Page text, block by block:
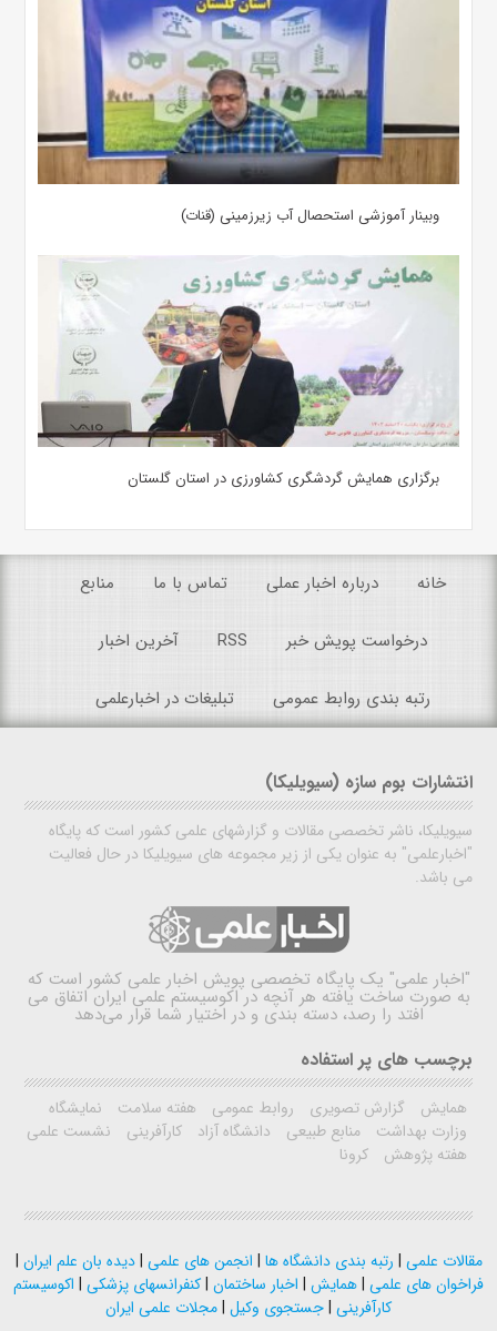
وبینار آموزشی استحصال آب زیرزمینی (قنات)
برگزاری همایش گردشگری کشاورزی در استان گلستان
خانه درباره اخبار عملی تماس با ما منابع
درخواست پویش خبر RSS آخرین اخبار
رتبه بندی روابط عمومی تبلیغات در اخبارعلمی
انتشارات بوم سازه (سیویلیکا)
سیویلیکا، ناشر تخصصی مقالات و گزارشهای علمی کشور است که پایگاه
"اخبارعلمی" به عنوان یکی از زیر مجموعه های سیویلیکا در حال فعالیت
می باشد.
"اخبار علمی" یک پایگاه تخصصی پویش اخبار علمی کشور است که
به صورت ساخت یافته هر آنچه در اکوسیستم علمی ایران اتفاق می
افتد را رصد، دسته بندی و در اختیار شما قرار می‌دهد
برچسب های پر استفاده
همایش گزارش تصویری روابط عمومی هفته سلامت
نمایشگاه
وزارت بهداشت
منابع طبیعی دانشگاه آزاد کارآفرینی
نشست علمی
هفته پژوهش
کرونا
مقالات علمی | رتبه بندی دانشگاه ها | انجمن های علمی |دیده بان علم ایران |
فراخوان های علمی |همایش | اخبار ساختمان |کنفرانسهای پزشکی | اکوسیستم
کارآفرینی |جستجوی وکیل |مجلات علمی ایران